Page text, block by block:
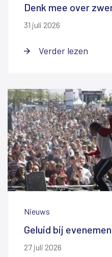
Denk mee over
31 juli 2026
Verder lezen
Nieuws
Geluid bij
27 juli 2026